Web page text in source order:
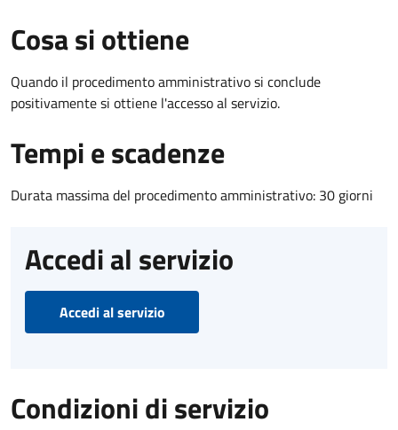
Cosa si ottiene
Quando il procedimento amministrativo si conclude
positivamente si ottiene l'accesso al servizio.
Tempi e scadenze
Durata massima del procedimento amministrativo: 30 giorni
Accedi al servizio
Accedi al servizio
Condizioni di servizio